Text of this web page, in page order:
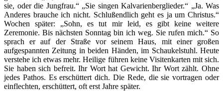
sie, oder die Jungfrau.“ „Sie singen Kalvarienberglieder.“ „Ja. Was
Anderes brauche ich nicht. Schlußendlich geht es ja um Christus.“
Wochen später: „Sohn, es tut mir leid, es gibt keine weitere
Zeremonie. Bis nächsten Sonntag bin ich weg. Sie rufen mich.“ So
sprach er auf der Straße vor seinem Haus, mit einer großen
aufgespannten Zeitung in beiden Händen, im Schaukelstuhl. Heute
verstehe ich etwas mehr.Heilige führen keine Visitenkarten mit sich.
Sie haben sich befreit. Ihr Wort hat Gewicht. Ihr Wort zählt. Ohne
jedes Pathos. Es erschüttert dich. Die Rede, die sie vortragen oder
einflechten, erschüttert, oft erst Jahre später.